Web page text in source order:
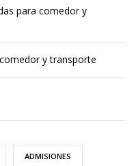
para comedor y
y transporte
ADMISIONES